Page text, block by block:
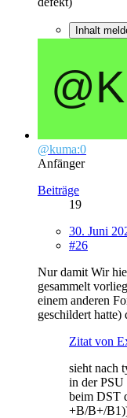
Inhalt
@kuma:0
Anfänger
Beiträge
19
30. Juni
#26
Nur damit Wir
gesammelt
einem anderen
geschildert hatte)
Zitat von
sieht nach
in der PSU
beim DST
+B/B+/